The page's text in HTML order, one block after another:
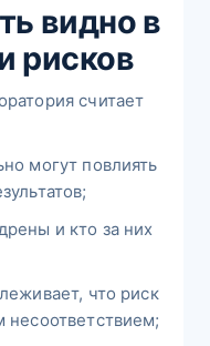
видно в
рисков
считает
могут повлиять
и кто за них
что риск
несоответствием;